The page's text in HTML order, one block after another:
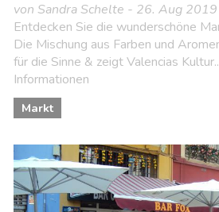
von Sandra Schelte - 26. Aug 2019
Entdecken Sie die wunderschöne
Die Mischung aus Farben und
für die Sinne & zeigt Valencias
Informationen
Markt